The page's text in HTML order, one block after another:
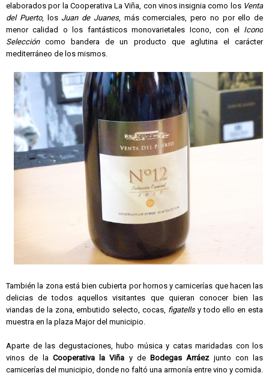
elaborados por la Cooperativa La Viña, con vinos insignia como los Venta
del Puerto, los Juan de Juanes, más comerciales, pero no por ello de
menor calidad o los fantásticos monovarietales Icono, con el Icono
Seleccióncomo bandera de un producto que aglutina el carácter
mediterráneo de los mismos.
También la zona está bien cubierta por hornos y carnicerías que hacen las
delicias de todos aquellos visitantes que quieran conocer bien las
viandas de la zona, embutido selecto, cocas, figatells y todo ello en esta
muestra en la plaza Major del municipio.
Aparte de las degustaciones, hubo música y catas maridadas con los
vinos de la Cooperativa la Viña y de Bodegas Arráezjunto con las
carnicerías del municipio, donde no faltó una armonía entre vino y comida.